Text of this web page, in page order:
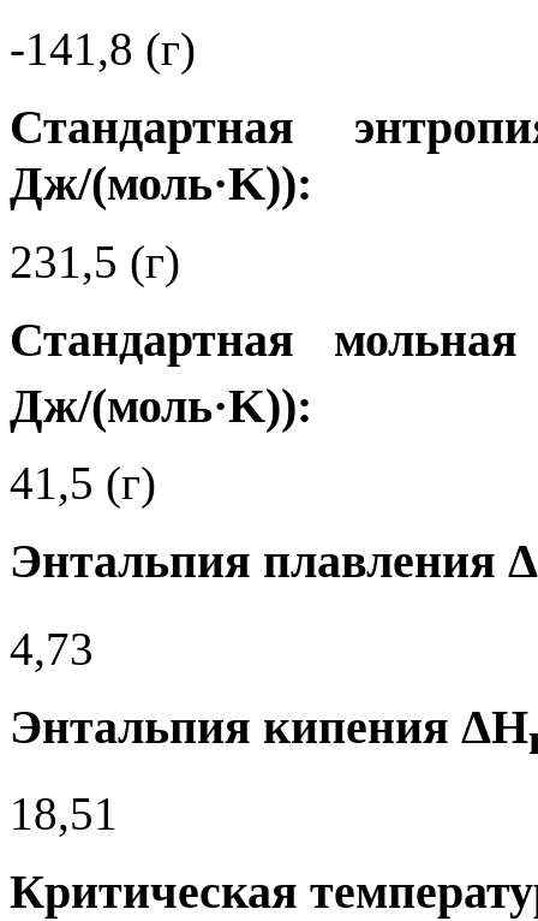
-141,8 (г)
Стандартная
Дж/(моль·K)):
231,5 (г)
Стандартная
Дж/(моль·K)):
41,5 (г)
Энтальпия плавления
4,73
Энтальпия кипения ΔH
18,51
Критическая